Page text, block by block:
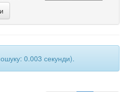
0.003 секунди).